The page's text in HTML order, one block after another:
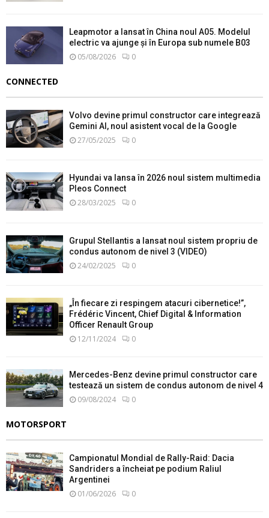
Leapmotor a lansat în China noul A05. Modelul
electric va ajunge și în Europa sub numele B03
05/08/2026 0
CONNECTED
Volvo devine primul constructor care integrează
Gemini AI, noul asistent vocal de la Google
27/05/2025 0
Hyundai va lansa în 2026 noul sistem multimedia
Pleos Connect
28/03/2025 0
Grupul Stellantis a lansat noul sistem propriu de
condus autonom de nivel 3 (VIDEO)
24/02/2025 0
„În fiecare zi respingem atacuri cibernetice!”,
Frédéric Vincent, Chief Digital & Information
Officer Renault Group
12/11/2024 0
Mercedes-Benz devine primul constructor care
testează un sistem de condus autonom de nivel 4
09/08/2024 0
MOTORSPORT
Campionatul Mondial de Rally-Raid: Dacia
Sandriders a încheiat pe podium Raliul
Argentinei
01/06/2026 0